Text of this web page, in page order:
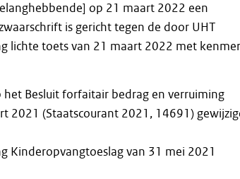
op 21 maart 2022 een
is gericht tegen de door UHT
lichte toets van 21 maart 2022 met
het Besluit forfaitair bedrag en verruiming
2021 (Staatscourant 2021, 14691)
Kinderopvangtoeslag van 31 mei 2021